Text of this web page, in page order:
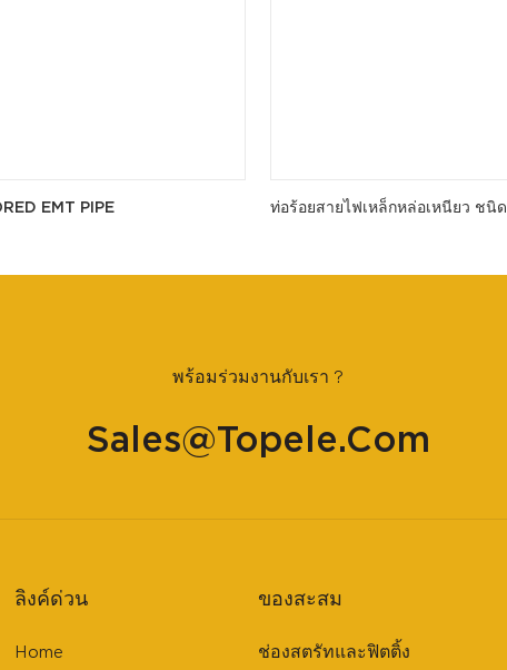
EMT PIPE ท่อร้อยสายไฟเหล็กหล่อเหนียว ชนิ
พร้อมร่วมงานกับเรา ?
Sales@topele.com
ลิงค์ด่วน
Home
ของสะสม
ช่องสตรัทและฟิตติ้ง